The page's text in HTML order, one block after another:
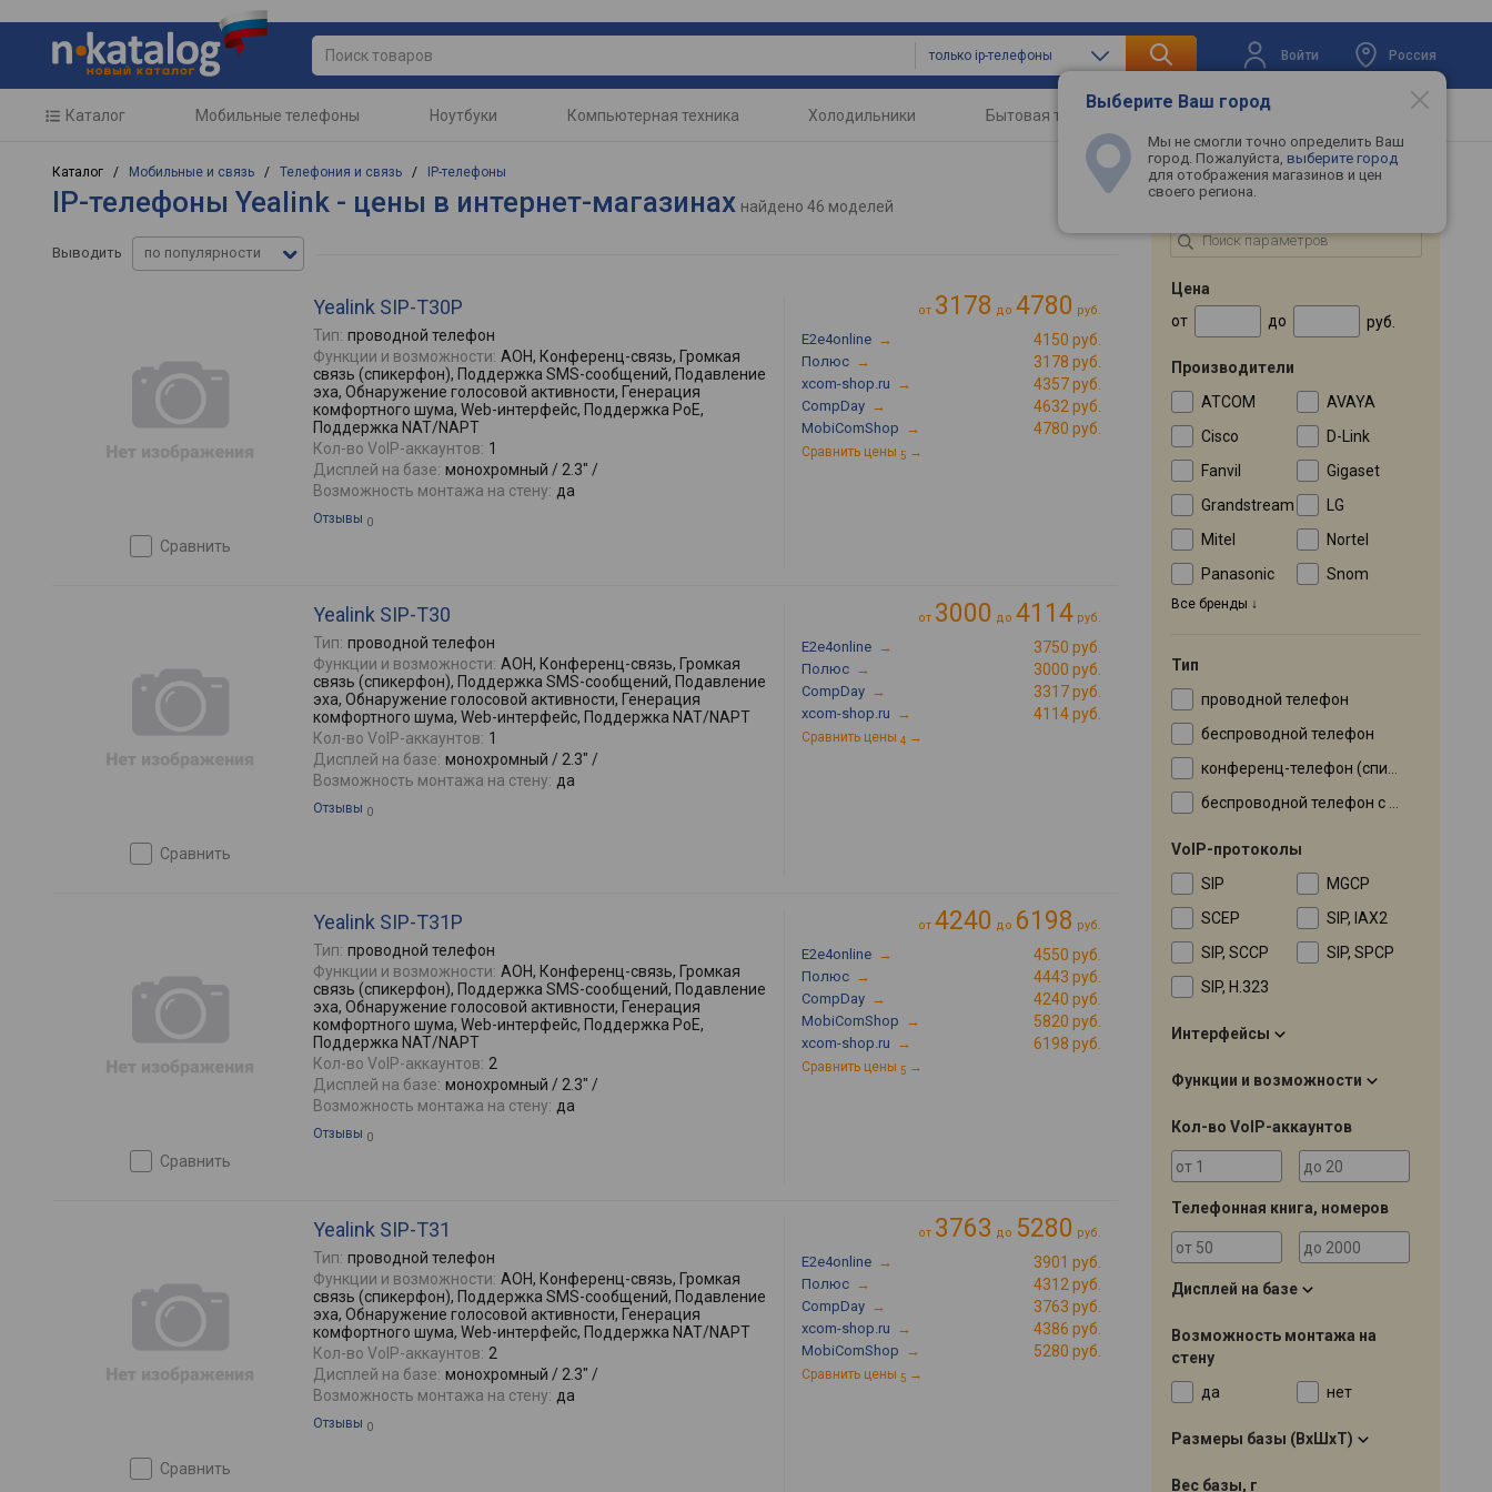
только ip-телефоны Войти Россия
Выберите Ваш город
Мы не смогли точно определить Ваш
город. Пожалуйста, выберите город
для отображения магазинов и цен
своего региона.
Каталог Мобильные телефоны Ноутбуки Компьютерная техника Холодильники Бытовая техника Телевизоры
Каталог / Мобильные и связь / Телефония и связь / IP-телефоны
IP-телефоны Yealink - цены в интернет-магазинах найдено 46 моделей
Выводить по популярности
сравнить
Yealink SIP-T30P
Тип: проводной телефон
Функции и возможности: АОН, Конференц-связь, Громкая
связь (спикерфон), Поддержка SMS-сообщений, Подавление
эха, Обнаружение голосовой активности, Генерация
комфортного шума, Web-интерфейс, Поддержка PoE,
Поддержка NAT/NAPT
Кол-во VoIP-аккаунтов: 1
Дисплей на базе: монохромный / 2.3" /
Возможность монтажа на стену: да
Отзывы 0
от 3178 до 4780 руб.
E2e4online → 4150 руб.
Полюс → 3178 руб.
xcom-shop.ru → 4357 руб.
CompDay → 4632 руб.
MobiComShop → 4780 руб.
Сравнить цены 5 →
сравнить
Yealink SIP-T30
Тип: проводной телефон
Функции и возможности: АОН, Конференц-связь, Громкая
связь (спикерфон), Поддержка SMS-сообщений, Подавление
эха, Обнаружение голосовой активности, Генерация
комфортного шума, Web-интерфейс, Поддержка NAT/NAPT
Кол-во VoIP-аккаунтов: 1
Дисплей на базе: монохромный / 2.3" /
Возможность монтажа на стену: да
Отзывы 0
от 3000 до 4114 руб.
E2e4online → 3750 руб.
Полюс → 3000 руб.
CompDay → 3317 руб.
xcom-shop.ru → 4114 руб.
Сравнить цены 4 →
сравнить
Yealink SIP-T31P
Тип: проводной телефон
Функции и возможности: АОН, Конференц-связь, Громкая
связь (спикерфон), Поддержка SMS-сообщений, Подавление
эха, Обнаружение голосовой активности, Генерация
комфортного шума, Web-интерфейс, Поддержка PoE,
Поддержка NAT/NAPT
Кол-во VoIP-аккаунтов: 2
Дисплей на базе: монохромный / 2.3" /
Возможность монтажа на стену: да
Отзывы 0
от 4240 до 6198 руб.
E2e4online → 4550 руб.
Полюс → 4443 руб.
CompDay → 4240 руб.
MobiComShop → 5820 руб.
xcom-shop.ru → 6198 руб.
Сравнить цены 5 →
сравнить
Yealink SIP-T31
Тип: проводной телефон
Функции и возможности: АОН, Конференц-связь, Громкая
связь (спикерфон), Поддержка SMS-сообщений, Подавление
эха, Обнаружение голосовой активности, Генерация
комфортного шума, Web-интерфейс, Поддержка NAT/NAPT
Кол-во VoIP-аккаунтов: 2
Дисплей на базе: монохромный / 2.3" /
Возможность монтажа на стену: да
Отзывы 0
от 3763 до 5280 руб.
E2e4online → 3901 руб.
Полюс → 4312 руб.
CompDay → 3763 руб.
xcom-shop.ru → 4386 руб.
MobiComShop → 5280 руб.
Сравнить цены 5 →
ПОДБОР ПО ПАРАМЕТРАМ
Цена
от
до руб.
Производители
ATCOM
AVAYA
Cisco
D-Link
Fanvil
Gigaset
Grandstream
LG
Mitel
Nortel
Panasonic
Snom
Все бренды
Тип
проводной телефон
беспроводной телефон
конференц-телефон (спикерфон)
беспроводной телефон с помощью адаптера
VoIP-протоколы
SIP
MGCP
SCEP
SIP, IAX2
SIP, SCCP
SIP, SPCP
SIP, H.323
Интерфейсы
Функции и возможности
Кол-во VoIP-аккаунтов
Телефонная книга, номеров
Дисплей на базе
Возможность монтажа на
стену
да
нет
Размеры базы (ВхШхТ)
Вес базы, г